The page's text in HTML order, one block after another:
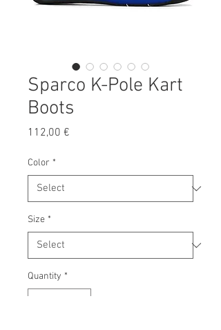
Sparco K-Pole Kart
Boots
112,00 €
Color *
Size *
Quantity *